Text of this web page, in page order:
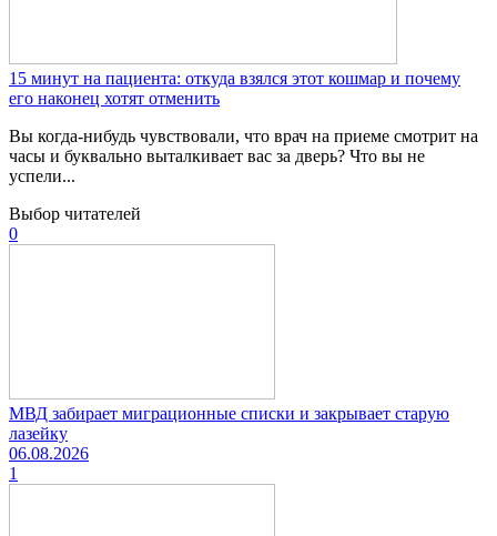
15 минут на пациента: откуда взялся этот кошмар и почему
его наконец хотят отменить
Вы когда-нибудь чувствовали, что врач на приеме смотрит на
часы и буквально выталкивает вас за дверь? Что вы не
успели...
Выбор читателей
0
МВД забирает миграционные списки и закрывает старую
лазейку
06.08.2026
1